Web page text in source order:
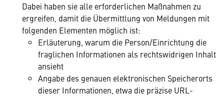
Dabei haben sie alle erforderlichen Maßnahmen zu
ergreifen, damit die Übermittlung von Meldungen mit
folgenden Elementen möglich ist:
Erläuterung, warum die Person/Einrichtung die
fraglichen Informationen als rechtswidrigen Inhalt
ansieht
Angabe des genauen elektronischen Speicherorts
dieser Informationen, etwa die präzise URL-